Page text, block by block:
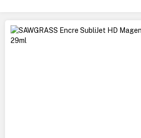
Ignorer la galerie d'images